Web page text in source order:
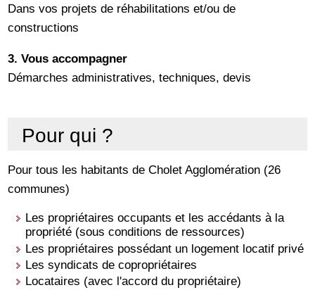
Dans vos projets de réhabilitations et/ou de
constructions
3. Vous accompagner
Démarches administratives, techniques, devis
Pour qui ?
Pour tous les habitants de Cholet Agglomération (26
communes)
Les propriétaires occupants et les accédants à la
propriété (sous conditions de ressources)
Les propriétaires possédant un logement locatif privé
Les syndicats de copropriétaires
Locataires (avec l'accord du propriétaire)